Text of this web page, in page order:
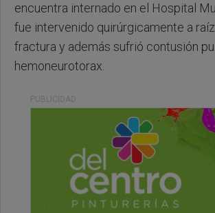
encuentra internado en el Hospital
fue intervenido quirúrgicamente a
fractura y además sufrió contusión
hemoneurotorax.
PUBLICIDAD